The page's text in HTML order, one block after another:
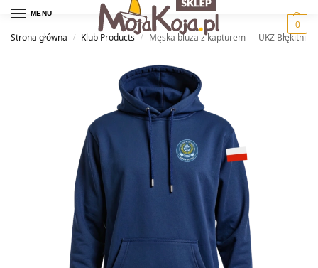
MENU
0
Strona główna
/ Klub Products / Męska bluza z kapturem — UKŻ Błękitni